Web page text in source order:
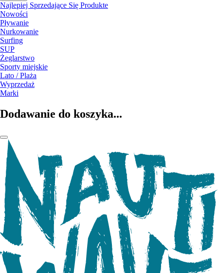
Najlepiej Sprzedające Się Produkte
Nowości
Pływanie
Nurkowanie
Surfing
SUP
Żeglarstwo
Sporty miejskie
Lato / Plaża
Wyprzedaż
Marki
Dodawanie do koszyka...